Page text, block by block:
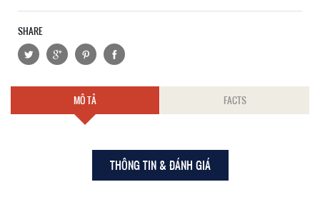
SHARE
MÔ TẢ FACTS
THÔNG TIN & ĐÁNH GIÁ